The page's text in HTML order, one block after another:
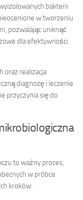
bakterii
w tworzeniu
pozwalając uniknąć
dla efektywności
oraz realizacja
diagnozę i leczenie
przyczynia się do
to ważny proces,
w próbce
kroków: